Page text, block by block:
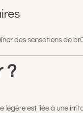
des sensations de
?
légère est liée à une